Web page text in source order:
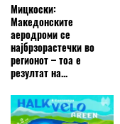
Мицкоски:
Македонските
аеродроми се
најбрзорастечки во
регионот – тоа е
резултат на...